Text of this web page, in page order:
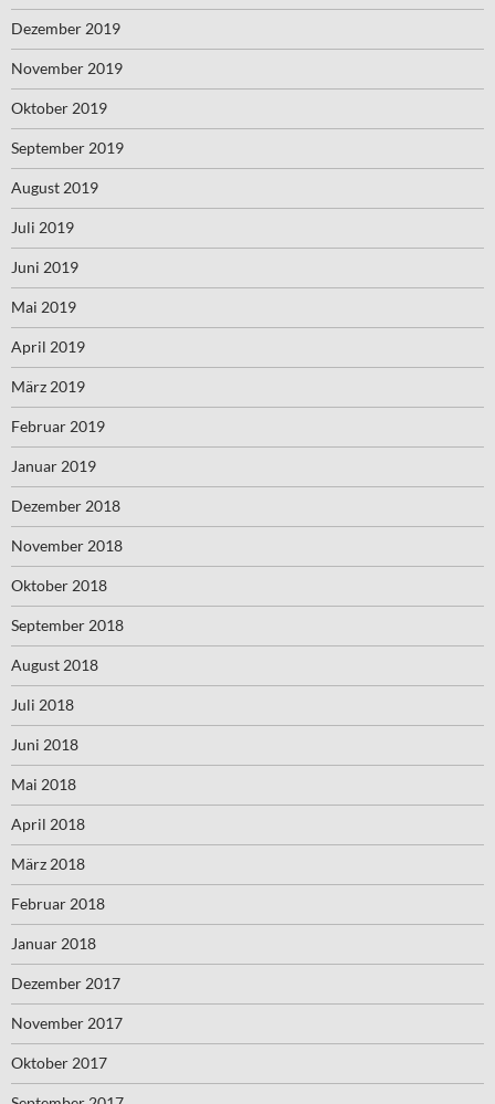
Dezember 2019
November 2019
Oktober 2019
September 2019
August 2019
Juli 2019
Juni 2019
Mai 2019
April 2019
März 2019
Februar 2019
Januar 2019
Dezember 2018
November 2018
Oktober 2018
September 2018
August 2018
Juli 2018
Juni 2018
Mai 2018
April 2018
März 2018
Februar 2018
Januar 2018
Dezember 2017
November 2017
Oktober 2017